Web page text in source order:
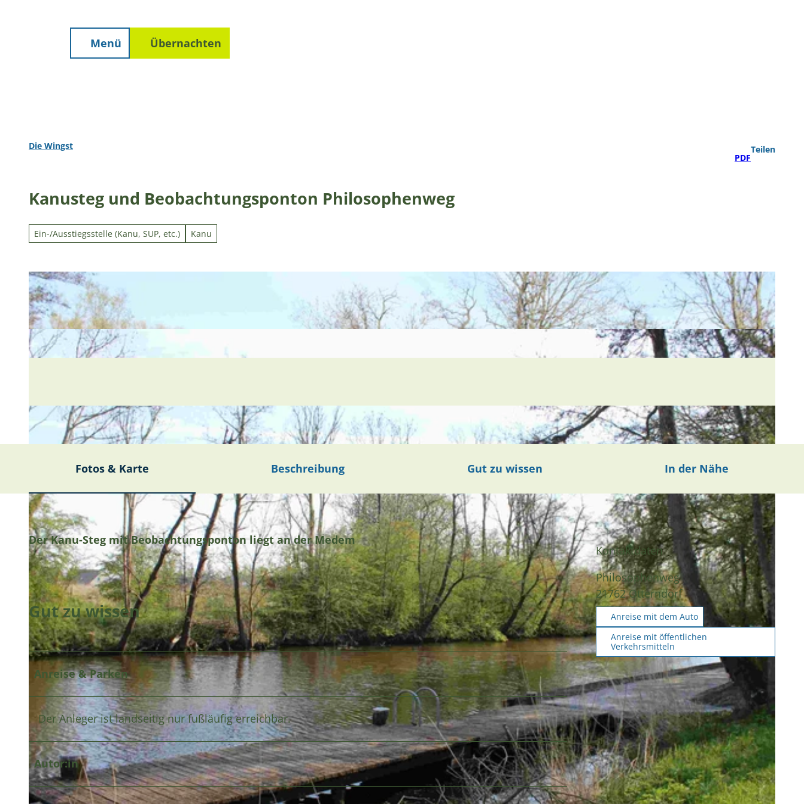
Menü Übernachten
Die Wingst
PDF
Teilen
Kanusteg und Beobachtungsponton Philosophenweg
Ein-/Ausstiegsstelle (Kanu, SUP, etc.) Kanu
Fotos & Karte Beschreibung Gut zu wissen In der Nähe
Der Kanu-Steg mit Beobachtungsponton liegt an der Medem
Gut zu wissen
Anreise & Parken
Der Anleger ist landseitig nur fußläufig erreichbar.
Autor:in
Kontaktdaten
Philosophenweg
21762Otterndorf
Anreise mit dem Auto
Anreise mit öffentlichen
Verkehrsmitteln